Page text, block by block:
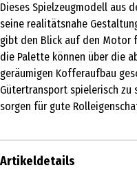
Dieses Spielzeugmodell aus
seine realitätsnahe
gibt den Blick auf den Motor
die Palette können über die
geräumigen Kofferaufbau
Gütertransport spielerisch zu
sorgen für gute
Artikeldetails